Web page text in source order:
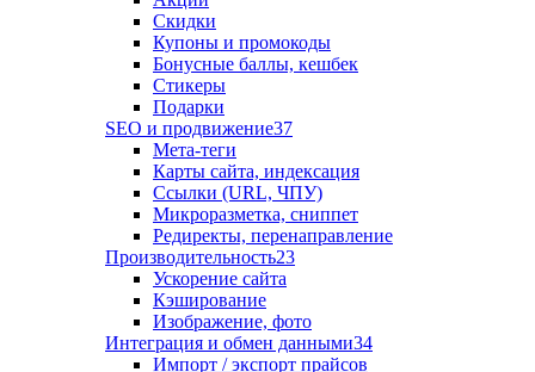
Скидки
Купоны и промокоды
Бонусные баллы, кешбек
Стикеры
Подарки
SEO и продвижение37
Мета-теги
Карты сайта, индексация
Ссылки (URL, ЧПУ)
Микроразметка, сниппет
Редиректы, перенаправление
Производительность23
Ускорение сайта
Кэширование
Изображение, фото
Интеграция и обмен данными34
Импорт / экспорт прайсов